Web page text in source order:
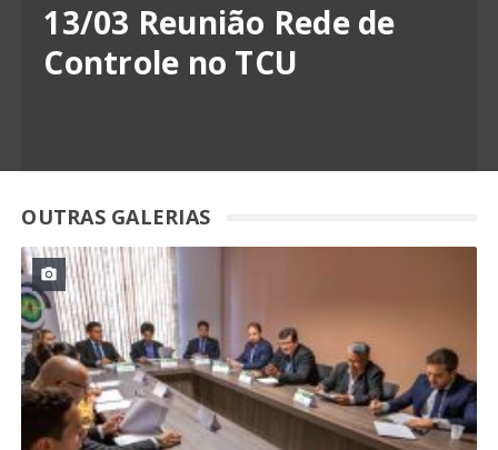
13/03 Reunião Rede de
Controle no TCU
OUTRAS GALERIAS
